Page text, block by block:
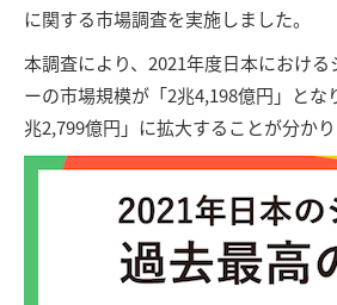
に関する市場調査を実施しました。
本調査により、2021年度日本における
ーの市場規模が「2兆4,198億円」とな
兆2,799億円」に拡大することが分かり